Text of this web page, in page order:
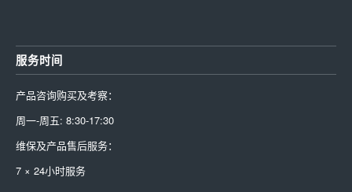
服务时间
产品咨询购买及考察：
周一-周五: 8:30-17:30
维保及产品售后服务：
7 × 24小时服务